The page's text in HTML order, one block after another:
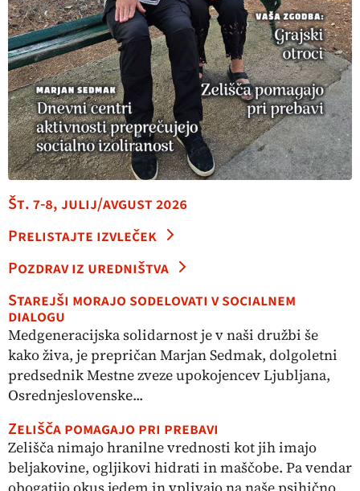
Št. 7-8, julij/avgust 2026
Prelistajte izvleček
Pozdrav iz uredništva
Starejši morajo sodelovati v socialnem
dialogu
Medgeneracijska solidarnost je v naši družbi še
kako živa, je prepričan Marjan Sedmak, dolgoletni
predsednik Mestne zveze upokojencev Ljubljana,
Osrednjeslovenske...
Zelišča pomagajo pri prebavi
Zelišča nimajo hranilne vrednosti kot jih imajo
beljakovine, ogljikovi hidrati in maščobe. Pa vendar